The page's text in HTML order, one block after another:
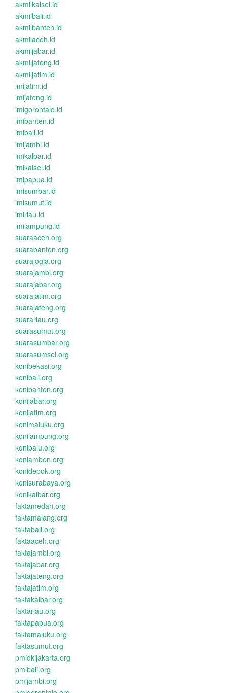
akmilkalsel.id
akmilbali.id
akmilbanten.id
akmilaceh.id
akmiljabar.id
akmiljateng.id
akmiljatim.id
imijatim.id
imijateng.id
imigorontalo.id
imibanten.id
imibali.id
imijambi.id
imikalbar.id
imikalsel.id
imipapua.id
imisumbar.id
imisumut.id
imiriau.id
imilampung.id
suaraaceh.org
suarabanten.org
suarajogja.org
suarajambi.org
suarajabar.org
suarajatim.org
suarajateng.org
suarariau.org
suarasumut.org
suarasumbar.org
suarasumsel.org
konibekasi.org
konibali.org
konibanten.org
konijabar.org
konijatim.org
konimaluku.org
konilampung.org
konipalu.org
koniambon.org
konidepok.org
konisurabaya.org
konikalbar.org
faktamedan.org
faktamalang.org
faktabali.org
faktaaceh.org
faktajambi.org
faktajabar.org
faktajateng.org
faktajatim.org
faktakalbar.org
faktariau.org
faktapapua.org
faktamaluku.org
faktasumut.org
pmidkijakarta.org
pmibali.org
pmijambi.org